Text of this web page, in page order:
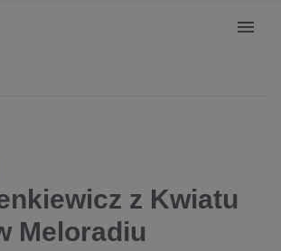
z Kwiatu
Meloradiu